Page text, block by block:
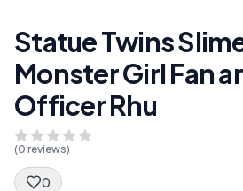
Statue Twins
Monster Girl Fan
Officer Rhu
(0 reviews)
0